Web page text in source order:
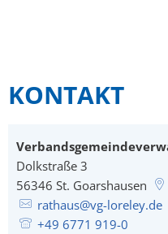
KONTAKT
Dolkstraße 3
56346 St. Goarshausen
rathaus@vg-loreley.de
+49 6771 919-0